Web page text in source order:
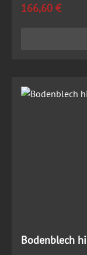
Regulärer Preis:
166,60 €
Bodenblech